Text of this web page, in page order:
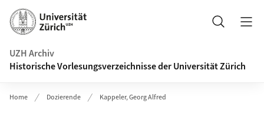
Navigation auf uzh.ch
Suche
UZH Archiv
Historische Vorlesungsverzeichnisse der Universität Zürich
Home Dozierende Kappeler, Georg Alfred